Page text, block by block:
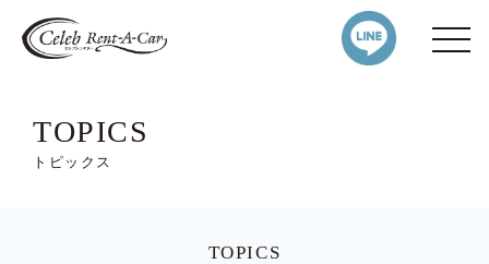
TOPICS
トピックス
TOPICS